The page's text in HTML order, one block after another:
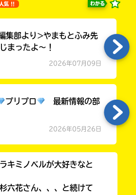
人気 !! わかる
集部より>やまもとふみ先
まったよ～！
2026年07月09日
プリプロ
最新情報の部
2026年05月26日
キミノベルが大好きなと
六花さん、、、と続けて